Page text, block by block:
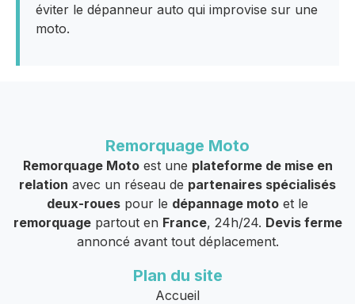
éviter le dépanneur auto qui improvise sur une
moto.
Remorquage Moto
Remorquage Motoest une plateforme de mise en
relation avec un réseau de partenaires spécialisés
deux-roues pour le dépannage moto et le
remorquagepartout en France, 24h/24. Devis ferme
annoncé avant tout déplacement.
Plan du site
Accueil